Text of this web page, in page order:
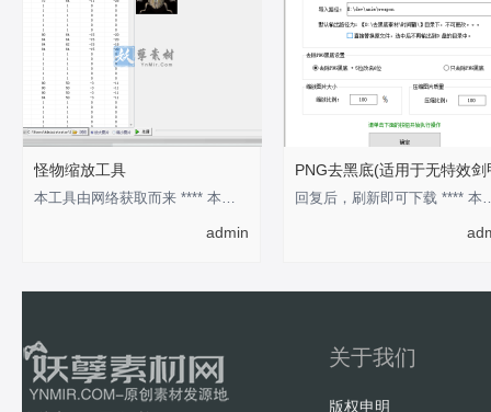
怪物缩放工具
本工具由网络获取而来 **** 本内容被作者隐藏 ****
admin
PNG去黑底(适用于无特效剑
回复后，刷新即可
关于我们
版权申明